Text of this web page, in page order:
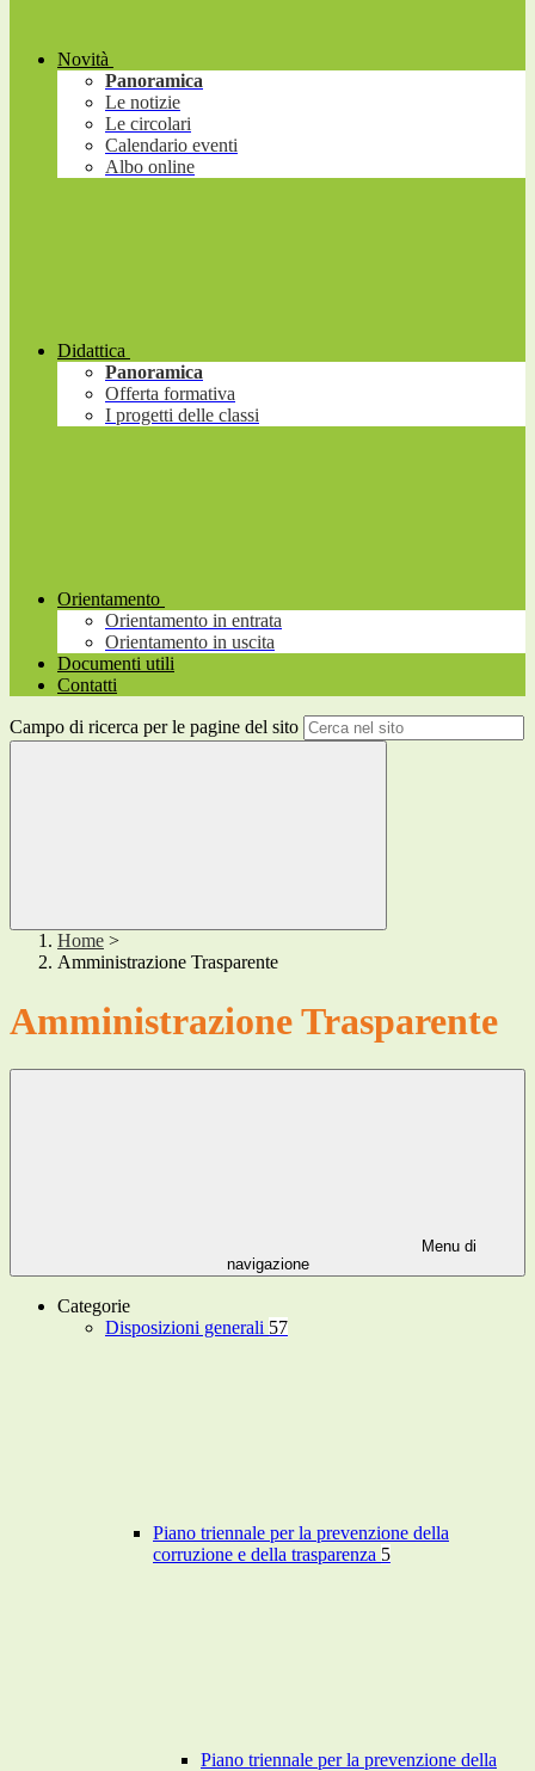
Novità
Panoramica
Le notizie
Le circolari
Calendario eventi
Albo online
Didattica
Panoramica
Offerta formativa
I progetti delle classi
Orientamento
Orientamento in entrata
Orientamento in uscita
Documenti utili
Contatti
Campo di ricerca per le pagine del sito
Home >
Amministrazione Trasparente
Amministrazione Trasparente
Menu di
navigazione
Categorie
Disposizioni generali 57
Piano triennale per la prevenzione della
corruzione e della trasparenza 5
Piano triennale per la prevenzione della